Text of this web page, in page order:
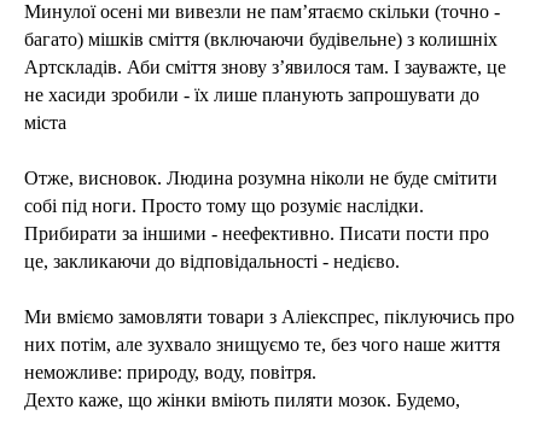
Минулої осені ми вивезли не пам’ятаємо скільки (точно -
багато) мішків сміття (включаючи будівельне) з колишніх
Артскладів. Аби сміття знову з’явилося там. І зауважте, це
не хасиди зробили - їх лише планують запрошувати до
міста
Отже, висновок. Людина розумна ніколи не буде смітити
собі під ноги. Просто тому що розуміє наслідки.
Прибирати за іншими - неефективно. Писати пости про
це, закликаючи до відповідальності - недієво.
Ми вміємо замовляти товари з Аліекспрес, піклуючись про
них потім, але зухвало знищуємо те, без чого наше життя
неможливе: природу, воду, повітря.
Дехто каже, що жінки вміють пиляти мозок. Будемо,